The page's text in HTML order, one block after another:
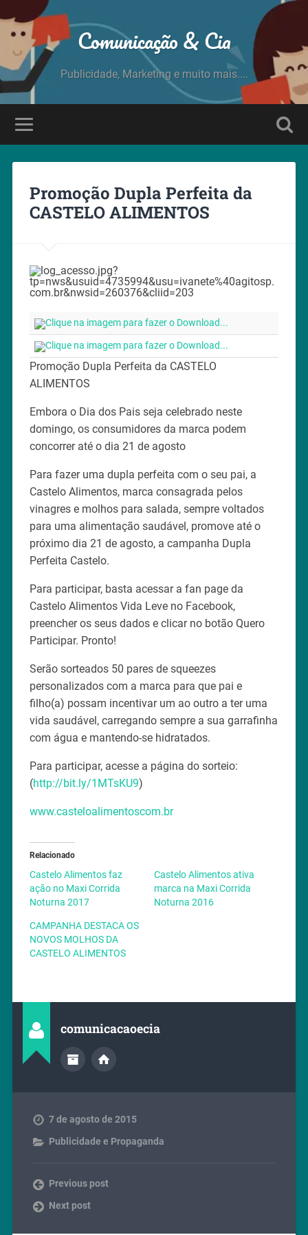
Comunicação & Cia
Publicidade, Marketing e muito mais....
Promoção Dupla Perfeita da
CASTELO ALIMENTOS
Promoção Dupla Perfeita da CASTELO
ALIMENTOS
Embora o Dia dos Pais seja celebrado neste
domingo, os consumidores da marca podem
concorrer até o dia 21 de agosto
Para fazer uma dupla perfeita com o seu pai, a
Castelo Alimentos, marca consagrada pelos
vinagres e molhos para salada, sempre voltados
para uma alimentação saudável, promove até o
próximo dia 21 de agosto, a campanha Dupla
Perfeita Castelo.
Para participar, basta acessar a fan page da
Castelo Alimentos Vida Leve no Facebook,
preencher os seus dados e clicar no botão Quero
Participar. Pronto!
Serão sorteados 50 pares de squeezes
personalizados com a marca para que pai e
filho(a) possam incentivar um ao outro a ter uma
vida saudável, carregando sempre a sua garrafinha
com água e mantendo-se hidratados.
Para participar, acesse a página do sorteio:
(http://bit.ly/1MTsKU9)
www.casteloalimentoscom.br
Relacionado
Castelo Alimentos faz
ação no Maxi Corrida
Noturna 2017
Castelo Alimentos ativa
marca na Maxi Corrida
Noturna 2016
CAMPANHA DESTACA OS
NOVOS MOLHOS DA
CASTELO ALIMENTOS
comunicacaoecia
7 de agosto de 2015
Publicidade e Propaganda
Previous post
Next post